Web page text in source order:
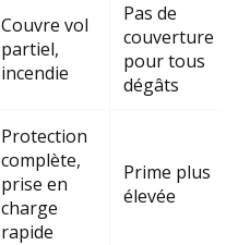
Couvre vol
partiel,
incendie
Pas de
couverture
pour tous
dégâts
Protection
complète,
prise en
charge
rapide
Prime plus
élevée